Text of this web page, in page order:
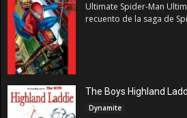
Ultimate Spider-Man
recuento de la saga de
The Boys Highland
Dynamite